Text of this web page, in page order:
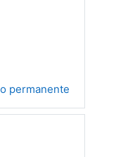
permanente